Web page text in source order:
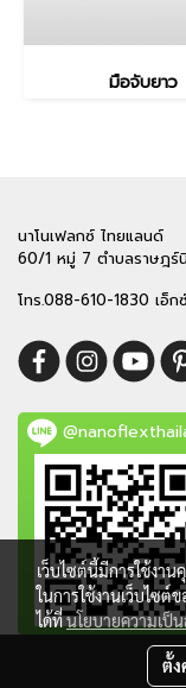
มือจับยาว
นาโนเฟลกซ์ ไทยแลนด์
60/1 หมู่ 7 ตำบลราษฎร์
โทร.088-610-1830 เอ็ก
Copy right by
เว็บไซต์นี้มีการใช้งา
ในการใช้งานเว็บไซต์
ได้ที่นโยบายความเป็
ตั้ง